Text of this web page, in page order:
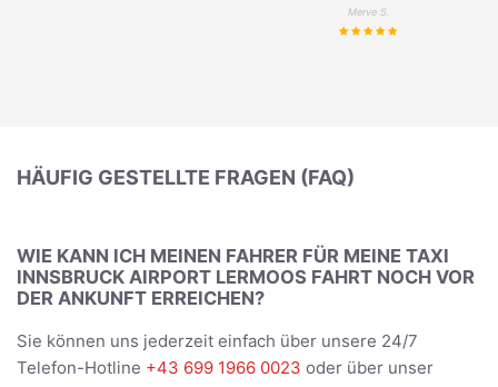
Merve S.
HÄUFIG GESTELLTE FRAGEN (FAQ)
WIE KANN ICH MEINEN FAHRER FÜR MEINE TAXI
INNSBRUCK AIRPORT LERMOOS FAHRT NOCH VOR
DER ANKUNFT ERREICHEN?
Sie können uns jederzeit einfach über unsere 24/7
Telefon-Hotline +43 699 1966 0023 oder über unser